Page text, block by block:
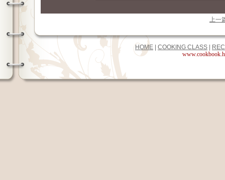
上一
HOME COOKING CLASS